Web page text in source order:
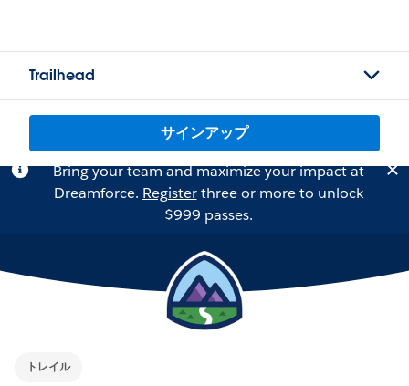
Trailhead
サインアップ
Bring your team and maximize your impact at
Dreamforce. Registerthree or more to unlock
$999 passes.
トレイル